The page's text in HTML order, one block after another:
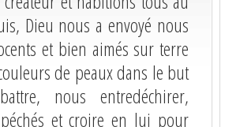
Dieu nous a envoyé nous
et bien aimés sur terre
de peaux dans le but
nous entredéchirer,
et croire en lui pour